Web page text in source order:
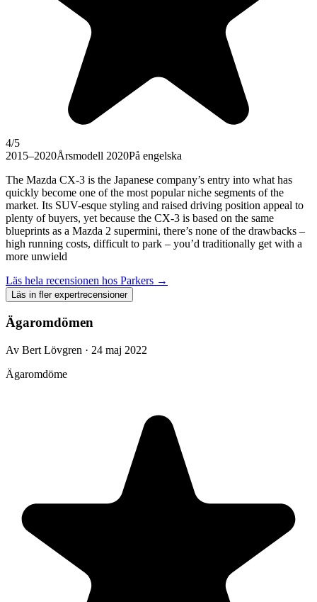
4/5
2015–2020Årsmodell 2020På engelska
The Mazda CX-3 is the Japanese company’s entry into what has
quickly become one of the most popular niche segments of the
market. Its SUV-esque styling and raised driving position appeal to
plenty of buyers, yet because the CX-3 is based on the same
blueprints as a Mazda 2 supermini, there’s none of the drawbacks –
high running costs, difficult to park – you’d traditionally get with a
more unwield
Läs hela recensionen hos Parkers →
Läs in fler expertrecensioner
Ägaromdömen
Av Bert Lövgren · 24 maj 2022
Ägaromdöme